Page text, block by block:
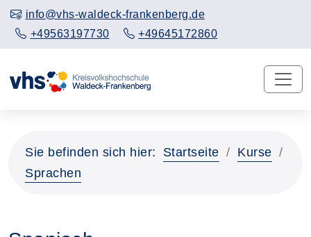
info@vhs-waldeck-frankenberg.de
+49563197730
+49645172860
Sie befinden sich hier: Startseite
Kurse
Sprachen